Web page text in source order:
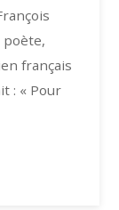
poète,
français
: « Pour